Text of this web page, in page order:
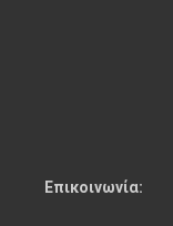
Επικοινωνία: